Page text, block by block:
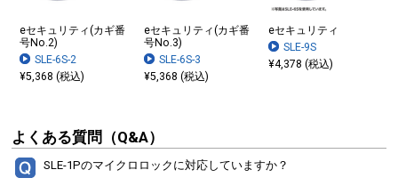
eセキュリティ(カギ番
号No.2)
SLE-6S-2
¥5,368 (税込)
eセキュリティ(カギ番
号No.3)
SLE-6S-3
¥5,368 (税込)
eセキュリティ
SLE-9S
¥4,378 (税込)
よくある質問（Q&A）
SLE-1Pのマイクロロックに対応していますか？